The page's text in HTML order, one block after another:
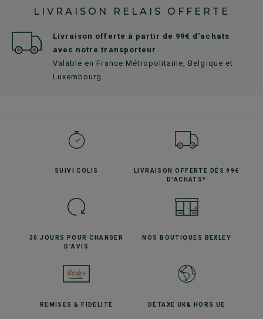
LIVRAISON RELAIS OFFERTE
Livraison offerte à partir de 99€ d'achats
avec notre transporteur
Valable en France Métropolitaine, Belgique et
Luxembourg.
SUIVICOLIS LIVRAISON OFFERTE
DÈS 99€
D'ACHATS*
30 JOURS POURCHANGER
D'AVIS
NOS BOUTIQUES BEXLEY
REMISES& FIDÉLITÉ DÉTAXE UK& HORS UE